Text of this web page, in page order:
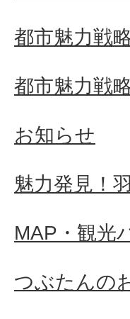
都市魅力戦
都市魅力戦
お知らせ
魅力発見！
MAP・観光
つぶたんの